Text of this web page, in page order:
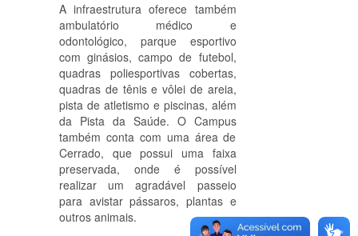
A infraestrutura oferece também
ambulatório médico e
odontológico, parque esportivo
com ginásios, campo de futebol,
quadras poliesportivas cobertas,
quadras de tênis e vôlei de areia,
pista de atletismo e piscinas, além
da Pista da Saúde. O Campus
também conta com uma área de
Cerrado, que possui uma faixa
preservada, onde é possível
realizar um agradável passeio
para avistar pássaros, plantas e
outros animais.